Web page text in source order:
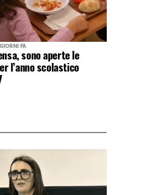
FA
sono aperte le
l’anno scolastico